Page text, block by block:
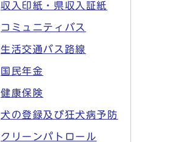
収入印紙・県収入証紙
コミュニティバス
生活交通バス路線
国民年金
健康保険
犬の登録及び狂犬病予防
クリーンパトロール